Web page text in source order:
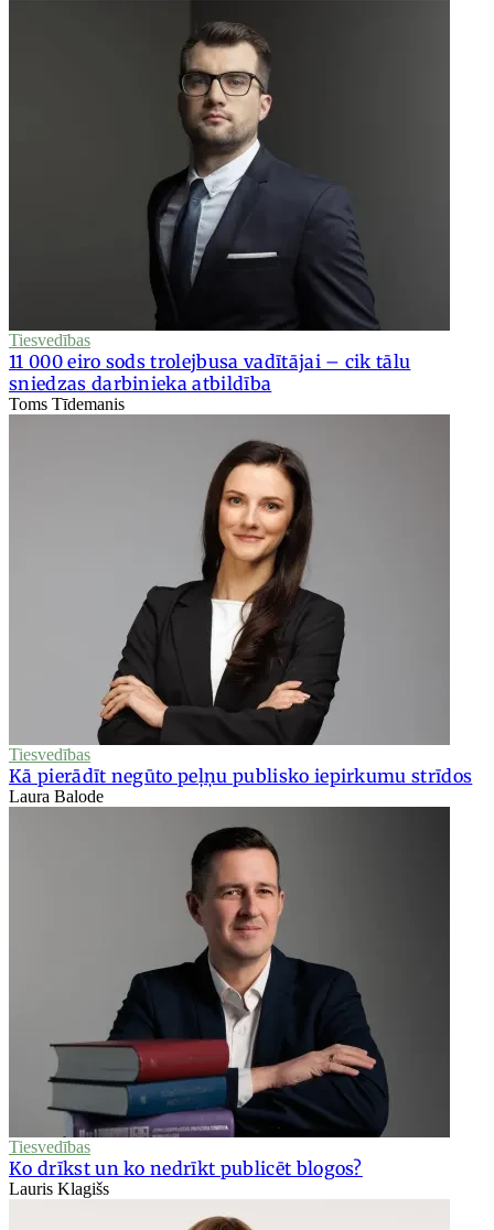
Tiesvedības
11 000 eiro sods trolejbusa vadītājai – cik tālu
sniedzas darbinieka atbildība
Toms Tīdemanis
Tiesvedības
Kā pierādīt negūto peļņu publisko iepirkumu strīdos
Laura Balode
Tiesvedības
Ko drīkst un ko nedrīkt publicēt blogos?
Lauris Klagišs